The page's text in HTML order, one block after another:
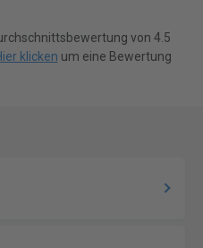
von 4.5
klicken um eine Bewertung